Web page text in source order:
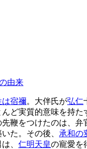
由来
は宿禰。大伴氏が弘仁
ど実質的意味を持
鞭をつけたのは、
た。その後、 承和の
、 仁明天皇の寵愛を